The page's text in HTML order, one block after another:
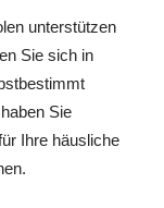
unterstützen
Sie sich in
Sie
Ihre häusliche